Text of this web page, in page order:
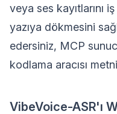
veya ses kayıtlarını
yazıya dökmesini
edersiniz, MCP
kodlama aracısı
VibeVoice-ASR'ı